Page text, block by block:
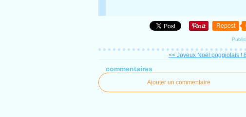
Repost
<< Joyeux Noël poggiolais !
commentaires
Ajouter un commentaire